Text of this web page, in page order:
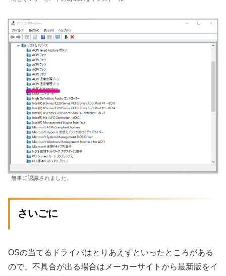
無事に認識されました。
さいごに
OSの当てるドライバはとりあえずといったところがある
ので、不具合が出る場合はメーカーサイトから最新版をイ